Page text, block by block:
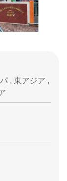
, 東アジア ,